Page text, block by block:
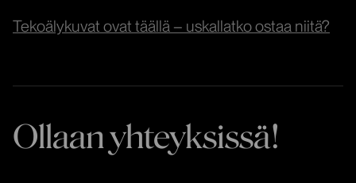
Tekoälykuvat ovat täällä – uskallatko ostaa niitä?
Ollaan yhteyksissä!